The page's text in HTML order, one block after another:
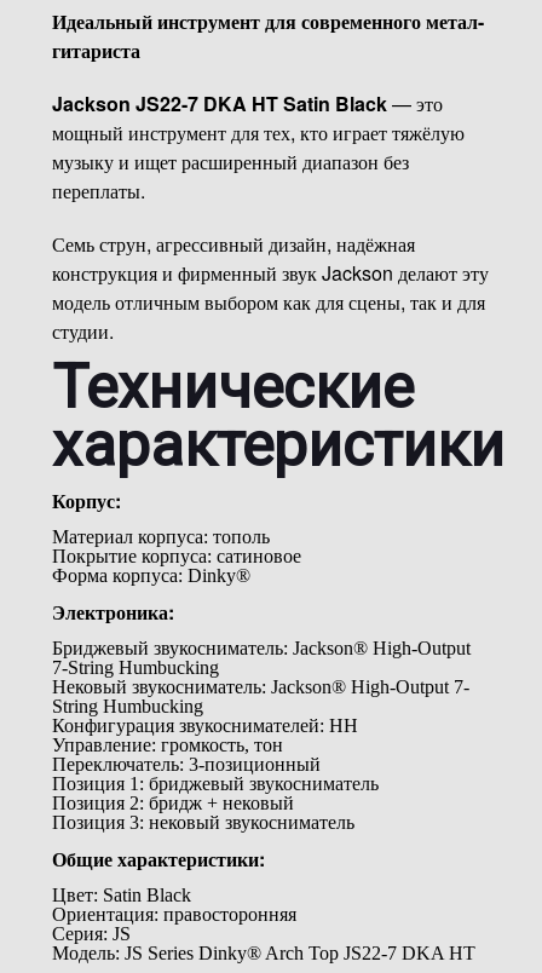
Идеальный инструмент для современного метал-
гитариста
Jackson JS22-7 DKA HT Satin Black— это
мощный инструмент для тех, кто играет тяжёлую
музыку и ищет расширенный диапазон без
переплаты.
Семь струн, агрессивный дизайн, надёжная
конструкция и фирменный звук Jackson делают эту
модель отличным выбором как для сцены, так и для
студии.
Технические
характеристики
Корпус:
Материал корпуса: тополь
Покрытие корпуса: сатиновое
Форма корпуса: Dinky®
Электроника:
Бриджевый звукосниматель: Jackson® High-Output
7-String Humbucking
Нековый звукосниматель: Jackson® High-Output 7-
String Humbucking
Конфигурация звукоснимателей: HH
Управление: громкость, тон
Переключатель: 3-позиционный
Позиция 1: бриджевый звукосниматель
Позиция 2: бридж + нековый
Позиция 3: нековый звукосниматель
Общие характеристики:
Цвет: Satin Black
Ориентация: правосторонняя
Серия: JS
Модель: JS Series Dinky® Arch Top JS22-7 DKA HT